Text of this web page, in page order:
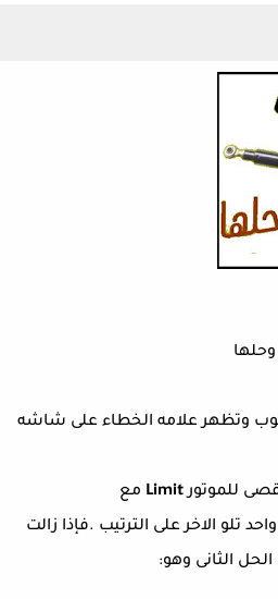
وتظهر علامه الخطاء على شاشه
للموتورLimit مع
تلو الاخر على الترتيب .فإذا زالت
الثانى وهو: